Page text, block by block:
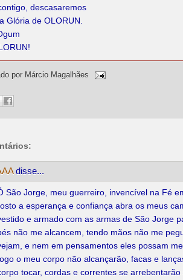
descasaremos
Glória de OLORUN.
por Márcio Magalhães
disse...
São Jorge, meu guerreiro, invencível na Fé
a esperança e confiança abra os meus
e armado com as armas de São Jorge
não me alcancem, tendo mãos não me
e nem em pensamentos eles possam
o meu corpo não alcançarão, facas e
tocar, cordas e correntes se